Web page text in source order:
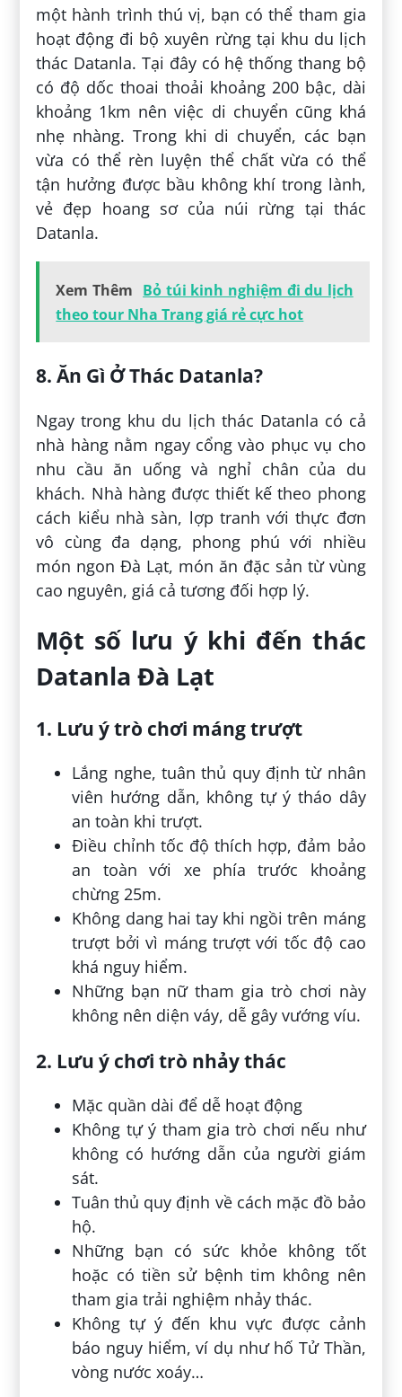
một hành trình thú vị, bạn có thể tham gia
hoạt động đi bộ xuyên rừng tại khu du lịch
thác Datanla. Tại đây có hệ thống thang bộ
có độ dốc thoai thoải khoảng 200 bậc, dài
khoảng 1km nên việc di chuyển cũng khá
nhẹ nhàng. Trong khi di chuyển, các bạn
vừa có thể rèn luyện thể chất vừa có thể
tận hưởng được bầu không khí trong lành,
vẻ đẹp hoang sơ của núi rừng tại thác
Datanla.
Xem Thêm Bỏ túi kinh nghiệm đi du lịch
theo tour Nha Trang giá rẻ cực hot
8. Ăn Gì Ở Thác Datanla?
Ngay trong khu du lịch thác Datanla có cả
nhà hàng nằm ngay cổng vào phục vụ cho
nhu cầu ăn uống và nghỉ chân của du
khách. Nhà hàng được thiết kế theo phong
cách kiểu nhà sàn, lợp tranh với thực đơn
vô cùng đa dạng, phong phú với nhiều
món ngon Đà Lạt, món ăn đặc sản từ vùng
cao nguyên, giá cả tương đối hợp lý.
Một số lưu ý khi đến thác
Datanla Đà Lạt
1. Lưu ý trò chơi máng trượt
Lắng nghe, tuân thủ quy định từ nhân
viên hướng dẫn, không tự ý tháo dây
an toàn khi trượt.
Điều chỉnh tốc độ thích hợp, đảm bảo
an toàn với xe phía trước khoảng
chừng 25m.
Không dang hai tay khi ngồi trên máng
trượt bởi vì máng trượt với tốc độ cao
khá nguy hiểm.
Những bạn nữ tham gia trò chơi này
không nên diện váy, dễ gây vướng víu.
2. Lưu ý chơi trò nhảy thác
Mặc quần dài để dễ hoạt động
Không tự ý tham gia trò chơi nếu như
không có hướng dẫn của người giám
sát.
Tuân thủ quy định về cách mặc đồ bảo
hộ.
Những bạn có sức khỏe không tốt
hoặc có tiền sử bệnh tim không nên
tham gia trải nghiệm nhảy thác.
Không tự ý đến khu vực được cảnh
báo nguy hiểm, ví dụ như hố Tử Thần,
vòng nước xoáy…